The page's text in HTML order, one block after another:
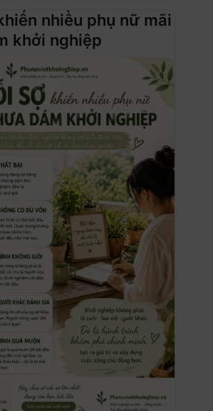
nhiều phụ nữ mãi
khởi nghiệp